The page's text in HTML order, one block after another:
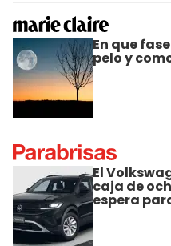
En que
pelo y
El
caja de
espera